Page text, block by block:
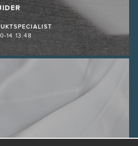
14 13:48